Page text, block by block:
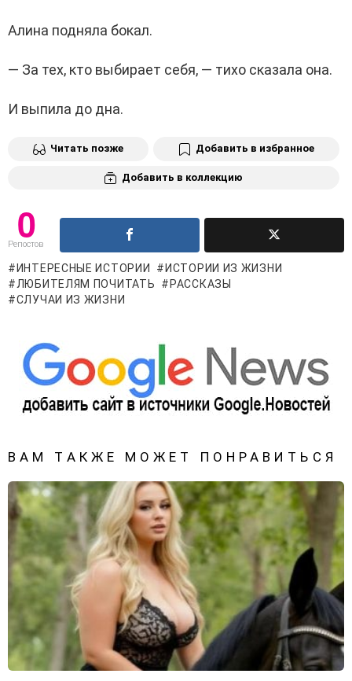
Алина подняла бокал.
— За тех, кто выбирает себя, — тихо сказала она.
И выпила до дна.
Читать позже Добавить в избранное
Добавить в коллекцию
0
Репостов
ИНТЕРЕСНЫЕ ИСТОРИИ
ИСТОРИИ ИЗ ЖИЗНИ
ЛЮБИТЕЛЯМ ПОЧИТАТЬ
РАССКАЗЫ
СЛУЧАИ ИЗ ЖИЗНИ
ВАМ ТАКЖЕ МОЖЕТ ПОНРАВИТЬСЯ